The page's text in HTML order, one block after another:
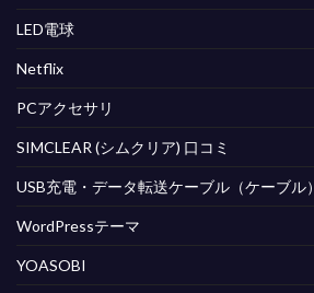
LED電球
Netflix
PCアクセサリ
SIMCLEAR (シムクリア) 口コミ
USB充電・データ転送ケーブル（ケーブル）
WordPressテーマ
YOASOBI